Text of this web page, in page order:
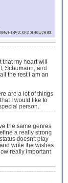
отношения
my heart will
Schumann, and
the rest I am an
are a lot of things
I would like to
person.
the same genres
a really strong
doesn't play
write the wishes
really important